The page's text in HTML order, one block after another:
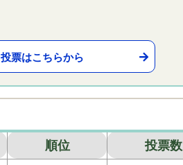
投票はこちらから
順位
投票数